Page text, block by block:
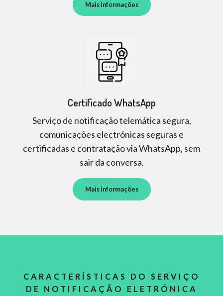
Mais informações
Certificado WhatsApp
Serviço de notificação telemática segura,
comunicações electrónicas seguras e
certificadas e contratação via WhatsApp, sem
sair da conversa.
Mais informações
CARACTERÍSTICAS DO SERVIÇO
DE NOTIFICAÇÃO ELETRÓNICA